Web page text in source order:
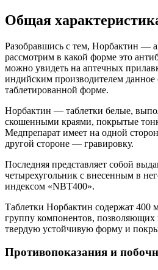
Общая
Разобравшись с тем, Норбактин —
рассмотрим в какой форме это
можно увидеть на аптечных
индийским производителем данное
таблетированной форме.
Норбактин — таблетки белые,
скошенными краями, покрытые
Медпрепарат имеет на одной
другой стороне — гравировку.
Последняя представляет собой
четырехугольник с внесенным в
индексом «NBT400».
Таблетки Норбактин содержат 400
группу компонентов, позволяющих
твердую устойчивую форму и
Противопоказания и